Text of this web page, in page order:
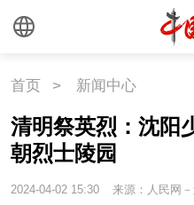
首页 > 新闻中心
清明祭英烈：沈阳
朝烈士陵园
2024-04-02 15:30 来源：人民网